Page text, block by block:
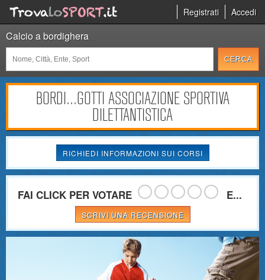
Registrati Accedi
Calcio a bordighera
BORDI...GOTTI ASSOCIAZIONE SPORTIVA
DILETTANTISTICA
RICHIEDI INFORMAZIONI SUI CORSI
FAI CLICK PER VOTARE E...
SCRIVI UNA RECENSIONE